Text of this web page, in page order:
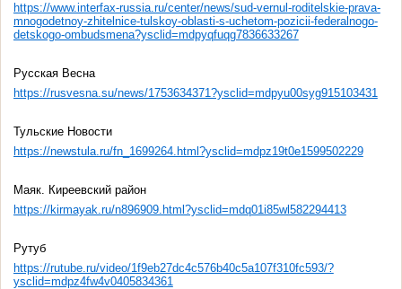
https://www.interfax-russia.ru/center/news/sud-vernul-roditelskie-prava-
mnogodetnoy-zhitelnice-tulskoy-oblasti-s-uchetom-pozicii-federalnogo-
detskogo-ombudsmena?ysclid=mdpyqfuqg7836633267
Русская Весна
https://rusvesna.su/news/1753634371?ysclid=mdpyu00syg915103431
Тульские Новости
https://newstula.ru/fn_1699264.html?ysclid=mdpz19t0e1599502229
Маяк. Киреевский район
https://kirmayak.ru/n896909.html?ysclid=mdq01i85wl582294413
Рутуб
https://rutube.ru/video/1f9eb27dc4c576b40c5a107f310fc593/?
ysclid=mdpz4fw4v0405834361